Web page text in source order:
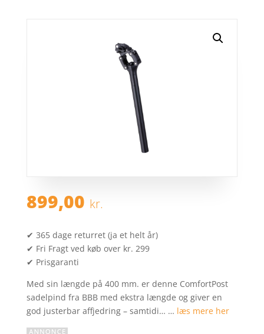
899,00 kr.
✔ 365 dage returret (ja et helt år)
✔ Fri Fragt ved køb over kr. 299
✔ Prisgaranti
Med sin længde på 400 mm. er denne ComfortPost
sadelpind fra BBB med ekstra længde og giver en
god justerbar affjedring – samtidi… … læs mere her